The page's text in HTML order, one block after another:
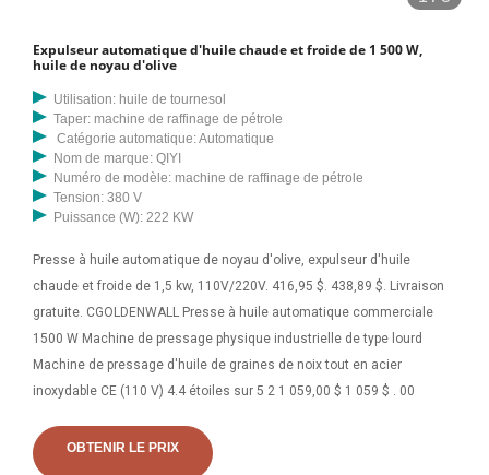
Expulseur automatique d'huile chaude et froide de 1 500 W,
huile de noyau d'olive
Utilisation: huile de tournesol
Taper: machine de raffinage de pétrole
Catégorie automatique: Automatique
Nom de marque: QIYI
Numéro de modèle: machine de raffinage de pétrole
Tension: 380 V
Puissance (W): 222 KW
Presse à huile automatique de noyau d'olive, expulseur d'huile
chaude et froide de 1,5 kw, 110V/220V. 416,95 $. 438,89 $. Livraison
gratuite. CGOLDENWALL Presse à huile automatique commerciale
1500 W Machine de pressage physique industrielle de type lourd
Machine de pressage d'huile de graines de noix tout en acier
inoxydable CE (110 V) 4.4 étoiles sur 5 2 1 059,00 $ 1 059 $ . 00
OBTENIR LE PRIX